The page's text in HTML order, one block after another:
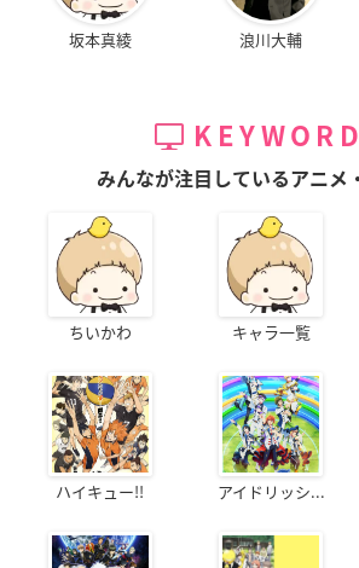
坂本真綾 浪川大輔
みんなが注目しているアニメ
ちいかわ キャラ一覧
ハイキュー!! アイドリッシ...